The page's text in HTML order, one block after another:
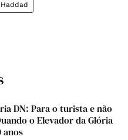
DN: Para o turista e não
o Elevador da Glória
anos